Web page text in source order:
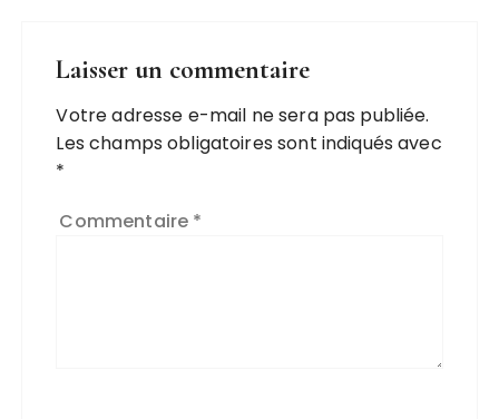
Laisser un commentaire
Votre adresse e-mail ne sera pas publiée.
Les champs obligatoires sont indiqués avec
*
Commentaire *